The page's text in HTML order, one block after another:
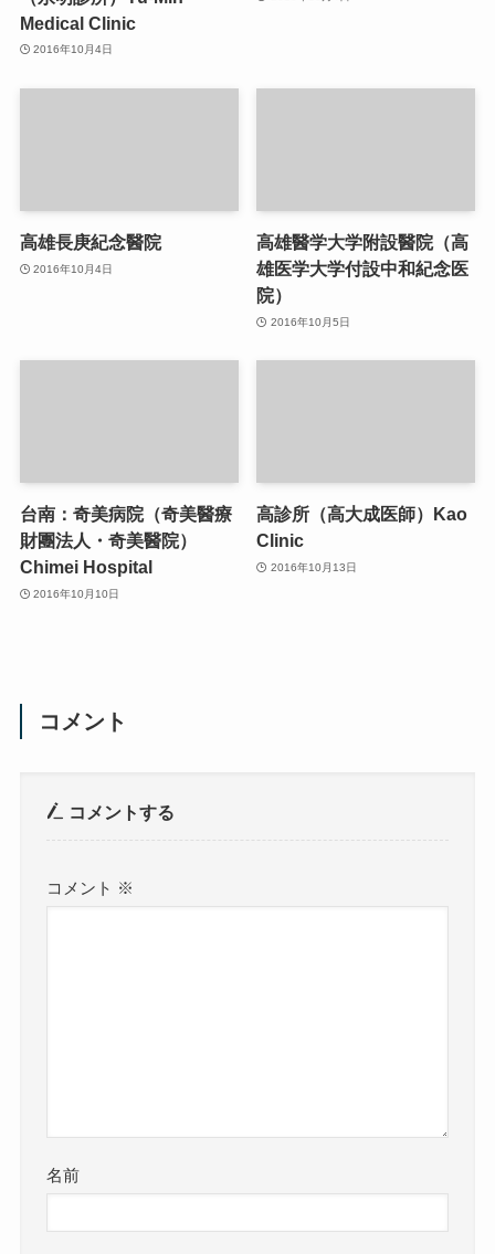
Medical Clinic
2016年10月4日
高雄長庚紀念醫院
2016年10月4日
高雄醫学大学附設醫院（高
雄医学大学付設中和紀念医
院）
2016年10月5日
台南：奇美病院（奇美醫療
財團法人・奇美醫院）
Chimei Hospital
2016年10月10日
高診所（高大成医師）Kao
Clinic
2016年10月13日
コメント
コメントする
コメント ※
名前